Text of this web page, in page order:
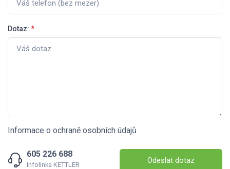
Dotaz: *
Informace o ochraně osobních údajů
605 226 688
Infolinka KETTLER Odeslat dotaz